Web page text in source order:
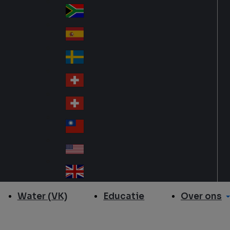
va
kia
So
uth
Af
ric
a
Sp
ain
Sw
ed
en
Sw
itz
erl
an
d
Sw
itz
erl
an
d
wa
n
A
Un
ite
Water (VK) Educatie Over ons